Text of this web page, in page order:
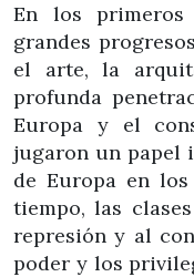
En los
grandes
el arte, la
profunda
Europa y el
jugaron un papel
de Europa en
tiempo, las
represión y al
poder y los